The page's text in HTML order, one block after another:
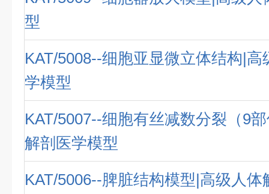
型
KAT/5008--细胞亚显微立体结构|高
学模型
KAT/5007--细胞有丝减数分裂（9
解剖医学模型
KAT/5006--脾脏结构模型|高级人体